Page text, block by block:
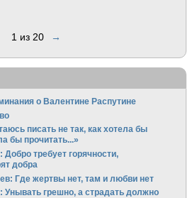
1 из 20 →
о Валентине Распутине
писать не так, как хотела бы
бы прочитать...»
требует горячности,
добра
Где жертвы нет, там и любви нет
Унывать грешно, а страдать должно